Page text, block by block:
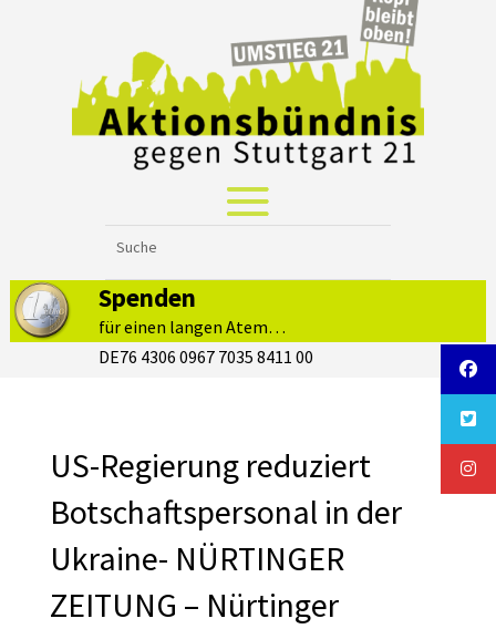
Spenden
für einen langen Atem…
DE76 4306 0967 7035 8411 00
US-Regierung reduziert
Botschaftspersonal in der
Ukraine- NÜRTINGER
ZEITUNG – Nürtinger